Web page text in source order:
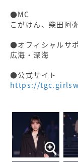
●MC
こがけん、柴田阿
●オフィシャルサ
広海・深海
●公式サイト
https://